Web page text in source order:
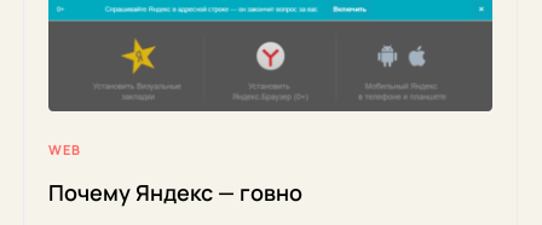
WEB
Почему Яндекс — говно